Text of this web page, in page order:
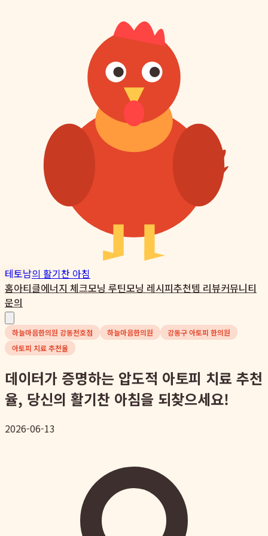
테토남의 활기찬 아침
홈아티클에너지 체크모닝 루틴모닝 레시피추천템 리뷰커뮤니티
문의
하늘마음한의원 강동천호점 하늘마음한의원
강동구 아토피 한의원
아토피 치료 추천율
데이터가 증명하는 압도적 아토피 치료 추천
율, 당신의 활기찬 아침을 되찾으세요!
2026-06-13